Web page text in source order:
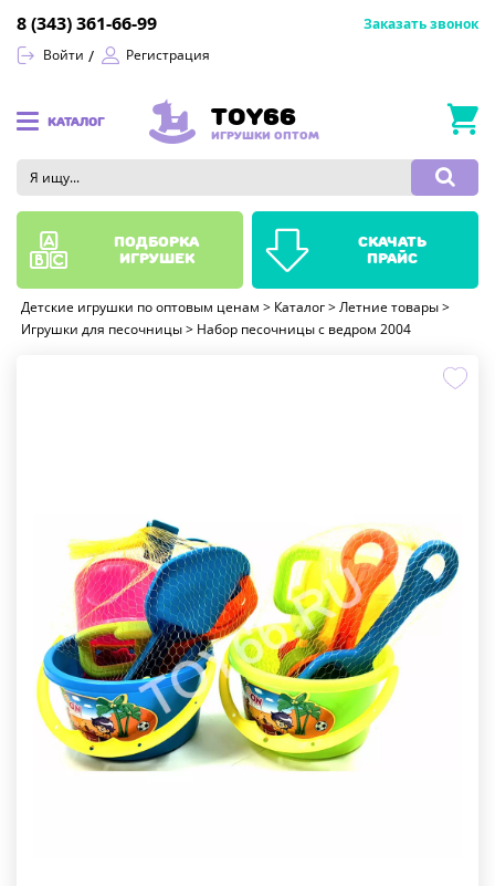
Войти Регистрация
8 (343) 361-66-99 Заказать звонок
КАТАЛОГ TOY66
ИГРУШКИ ОПТОМ
Детские игрушки по оптовым ценам > Каталог > Летние товары >
Игрушки для песочницы > Набор песочницы с ведром 2004
подборка
игрушек
скачать
прайс